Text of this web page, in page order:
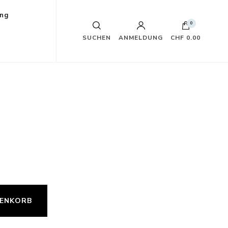
SUCHEN ANMELDUNG
0
CHF 0.00